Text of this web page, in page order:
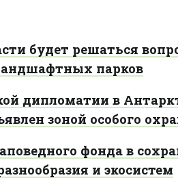
будет решаться
парков
дипломатии в
зоной особого
фонда в
и экосистем